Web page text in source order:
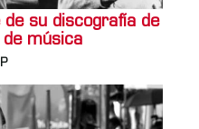
su discografía de
música